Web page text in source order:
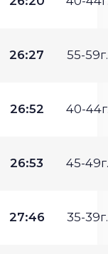
26:27 55-59г.
26:52 40-
26:53 45-49г.
27:46 35-39г.